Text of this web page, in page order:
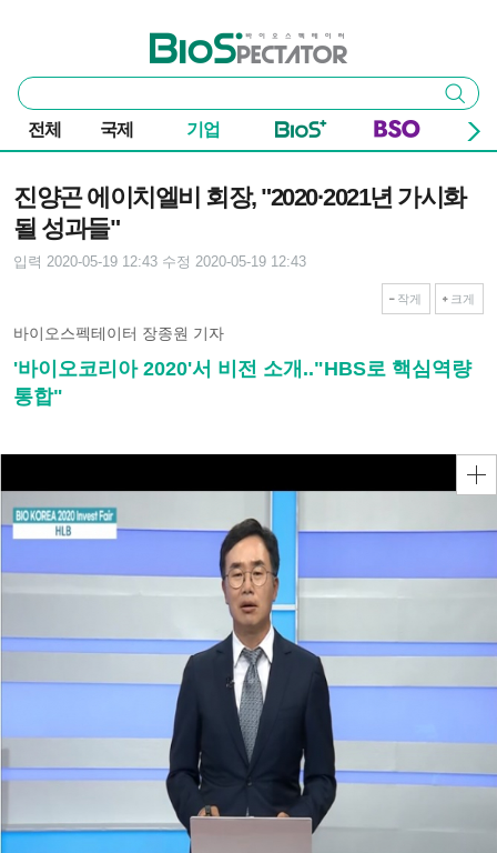
바이오스펙테이터
통
합
검
색
검색
전체 국제 기업
진양곤 에이치엘비 회장, "2020·2021년 가시화
될 성과들"
입력 2020-05-19 12:43 수정 2020-05-19 12:43
작게 크게
바이오스펙테이터 장종원 기자
'바이오코리아 2020'서 비전 소개.."HBS로 핵심역량
통합"